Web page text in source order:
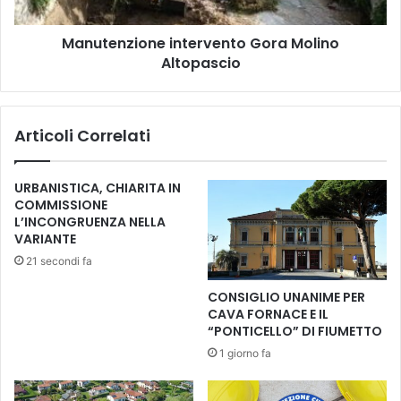
F
e
e
i
s
a
n
z
i
t
v
e
n
t
o
o
Manutenzione intervento Gora Molino
Altopascio
Articoli Correlati
URBANISTICA, CHIARITA IN
COMMISSIONE
L’INCONGRUENZA NELLA
VARIANTE
21 secondi fa
CONSIGLIO UNANIME PER
CAVA FORNACE E IL
“PONTICELLO” DI FIUMETTO
1 giorno fa